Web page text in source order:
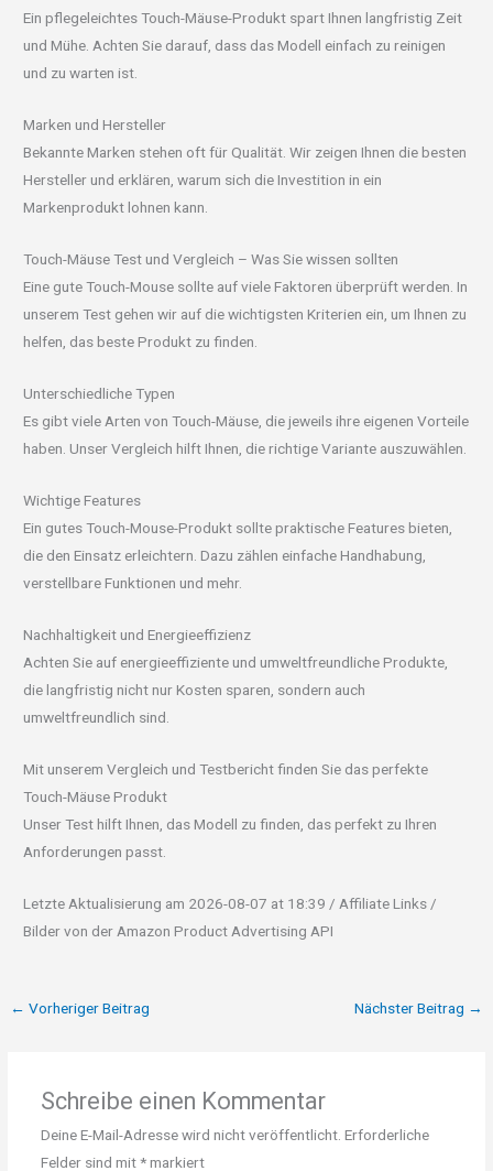
Ein pflegeleichtes Touch-Mäuse-Produkt spart Ihnen langfristig Zeit
und Mühe. Achten Sie darauf, dass das Modell einfach zu reinigen
und zu warten ist.
Marken und Hersteller
Bekannte Marken stehen oft für Qualität. Wir zeigen Ihnen die besten
Hersteller und erklären, warum sich die Investition in ein
Markenprodukt lohnen kann.
Touch-Mäuse Test und Vergleich – Was Sie wissen sollten
Eine gute Touch-Mouse sollte auf viele Faktoren überprüft werden. In
unserem Test gehen wir auf die wichtigsten Kriterien ein, um Ihnen zu
helfen, das beste Produkt zu finden.
Unterschiedliche Typen
Es gibt viele Arten von Touch-Mäuse, die jeweils ihre eigenen Vorteile
haben. Unser Vergleich hilft Ihnen, die richtige Variante auszuwählen.
Wichtige Features
Ein gutes Touch-Mouse-Produkt sollte praktische Features bieten,
die den Einsatz erleichtern. Dazu zählen einfache Handhabung,
verstellbare Funktionen und mehr.
Nachhaltigkeit und Energieeffizienz
Achten Sie auf energieeffiziente und umweltfreundliche Produkte,
die langfristig nicht nur Kosten sparen, sondern auch
umweltfreundlich sind.
Mit unserem Vergleich und Testbericht finden Sie das perfekte
Touch-Mäuse Produkt
Unser Test hilft Ihnen, das Modell zu finden, das perfekt zu Ihren
Anforderungen passt.
Letzte Aktualisierung am 2026-08-07 at 18:39 / Affiliate Links /
Bilder von der Amazon Product Advertising API
← Vorheriger Beitrag Nächster Beitrag →
Schreibe einen Kommentar
Deine E-Mail-Adresse wird nicht veröffentlicht. Erforderliche
Felder sind mit*markiert